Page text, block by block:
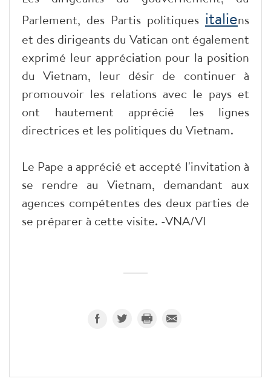
Parlement, des Partis politiques italiens
et des dirigeants du Vatican ont également
exprimé leur appréciation pour la position
du Vietnam, leur désir de continuer à
promouvoir les relations avec le pays et
ont hautement apprécié les lignes
directrices et les politiques du Vietnam.
Le Pape a apprécié et accepté l'invitation à
se rendre au Vietnam, demandant aux
agences compétentes des deux parties de
se préparer à cette visite. -VNA/VI